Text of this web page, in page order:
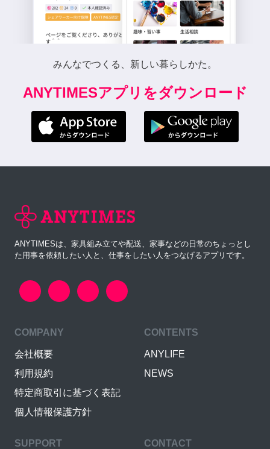
みんなでつくる、新しい暮らしかた。
ANYTIMESアプリをダウンロード
ANYTIMESは、家具組み立てや配送、家事などの日常のちょっとし
た用事を依頼したい人と、仕事をしたい人をつなげるアプリです。
COMPANY
会社概要
利用規約
特定商取引に基づく表記
個人情報保護方針
CONTENTS
ANYLIFE
NEWS
SUPPORT CONTACT